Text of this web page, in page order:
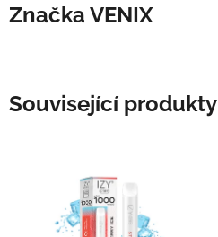
Značka VENIX
Související produkty